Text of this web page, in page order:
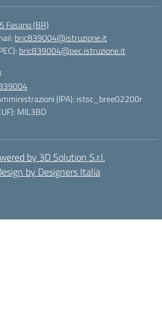
Fasano (BR)
bric839004@istruzione.it
bric839004@pec.istruzione.it
(IPA): istsc_bree02200r
MIL3BD
by 3D Solution S.r.l.
by Designers Italia